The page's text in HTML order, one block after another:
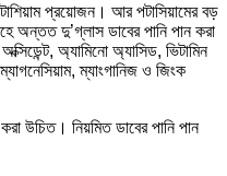
প্রয়োজন। আর পটাসিয়ামের বড়
অন্তত দু’গ্লাস ডাবের পানি পান করা
অ্যামিনো অ্যাসিড, ভিটামিন
ম্যাংগানিজ ও জিংক
উচিত। নিয়মিত ডাবের পানি পান